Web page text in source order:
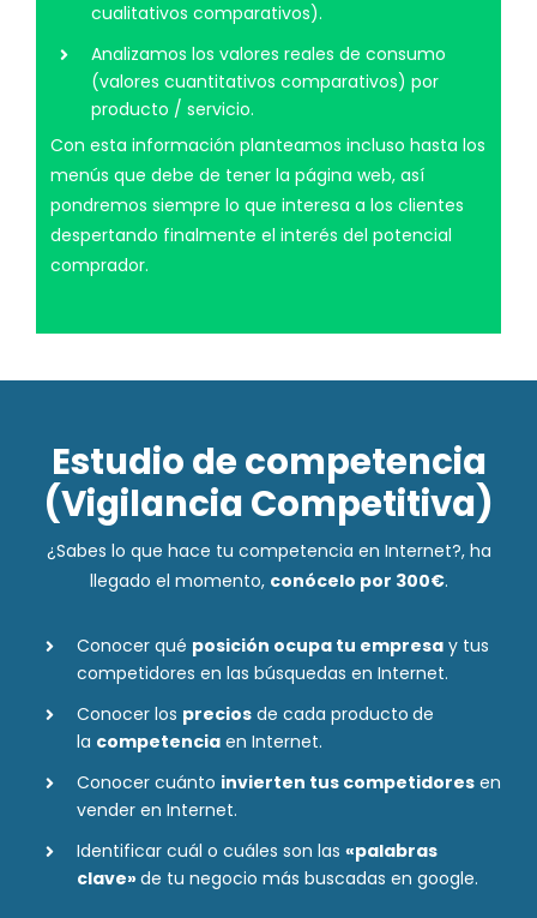
cualitativos comparativos).
Analizamos los valores reales de consumo
(valores cuantitativos comparativos) por
producto / servicio.
Con esta información planteamos incluso hasta los
menús que debe de tener la página web, así
pondremos siempre lo que interesa a los clientes
despertando finalmente el interés del potencial
comprador.
Estudio de competencia
(Vigilancia Competitiva)
¿Sabes lo que hace tu competencia en Internet?, ha
llegado el momento, conócelo por 300€.
Conocer qué posición ocupa tu empresay tus
competidores en las búsquedas en Internet.
Conocer los preciosde cada producto de
la competenciaen Internet.
Conocer cuánto invierten tus competidoresen
vender en Internet.
Identificar cuál o cuáles son las «palabras
clave»de tu negocio más buscadas en google.